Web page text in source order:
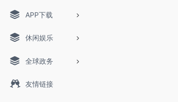
APP下载
休闲娱乐
全球政务
友情链接